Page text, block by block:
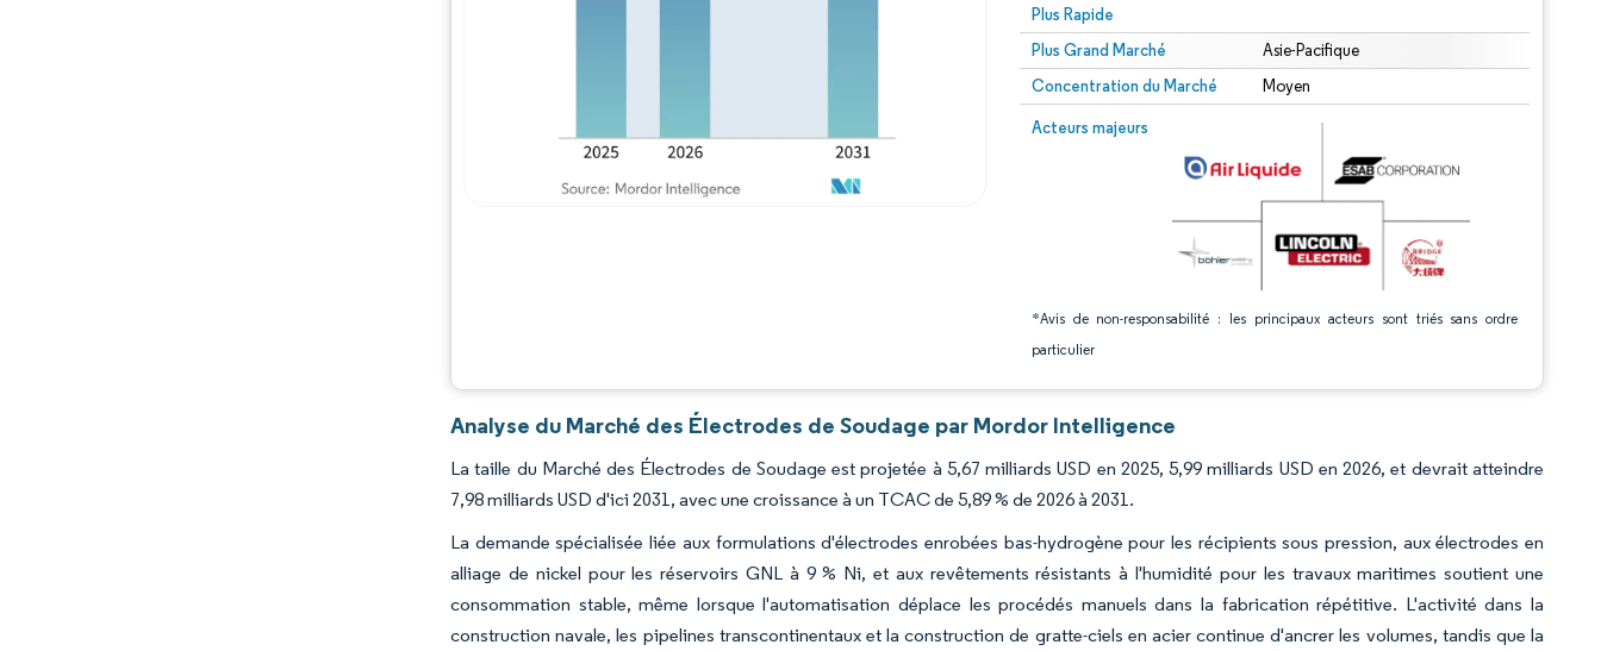
Plus Rapide
Plus Grand Marché Asie-Pacifique
Concentration du Marché Moyen
Acteurs majeurs
*Avis de non-responsabilité : les principaux acteurs sont triés sans ordre
particulier
Image © Mordor Intelligence. La réutilisation nécessite une attribution sous CC BY 4.0.
Analyse du Marché des Électrodes de Soudage par Mordor Intelligence
La taille du Marché des Électrodes de Soudage est projetée à 5,67 milliards USD en 2025, 5,99 milliards USD en 2026, et devrait atteindre
7,98 milliards USD d'ici 2031, avec une croissance à un TCAC de 5,89 % de 2026 à 2031.
La demande spécialisée liée aux formulations d'électrodes enrobées bas-hydrogène pour les récipients sous pression, aux électrodes en
alliage de nickel pour les réservoirs GNL à 9 % Ni, et aux revêtements résistants à l'humidité pour les travaux maritimes soutient une
consommation stable, même lorsque l'automatisation déplace les procédés manuels dans la fabrication répétitive. L'activité dans la
construction navale, les pipelines transcontinentaux et la construction de gratte-ciels en acier continue d'ancrer les volumes, tandis que la